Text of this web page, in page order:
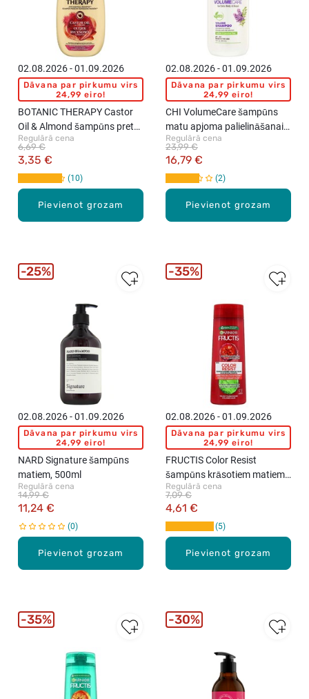
Pievienot grozam
02.08.2026 - 01.09.2026
Dāvana par pirkumu virs
24,99 eiro!
BOTANIC THERAPY Castor
Oil & Almond šampūns pret
matu izkrišanu, 400ml
Regulārā cena
3,35 €
6,69 €
10
Pievienot grozam
02.08.2026 - 01.09.2026
Dāvana par pirkumu virs
24,99 eiro!
CHI VolumeCare šampūns
matu apjoma palielināšanai,
355ml
Regulārā cena
16,79 €
23,99 €
2
Pievienot grozam
02.08.2026 - 01.09.2026
Dāvana par pirkumu virs
24,99 eiro!
NARD Signature šampūns
matiem, 500ml
Regulārā cena
11,24 €
14,99 €
0
25%
Pievienot grozam
02.08.2026 - 01.09.2026
Dāvana par pirkumu virs
24,99 eiro!
FRUCTIS Color Resist
šampūns krāsotiem matiem,
400ml
Regulārā cena
4,61 €
7,09 €
5
35%
35% 30%